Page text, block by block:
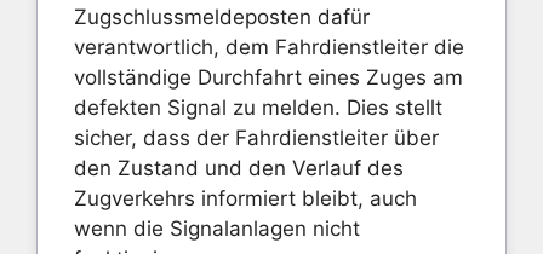
Zugschlussmeldeposten dafür
verantwortlich, dem Fahrdienstleiter die
vollständige Durchfahrt eines Zuges am
defekten Signal zu melden. Dies stellt
sicher, dass der Fahrdienstleiter über
den Zustand und den Verlauf des
Zugverkehrs informiert bleibt, auch
wenn die Signalanlagen nicht